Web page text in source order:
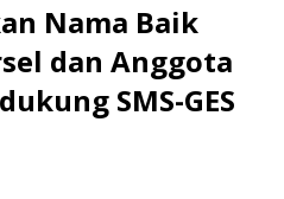
Nama Baik
dan Anggota
SMS-GES